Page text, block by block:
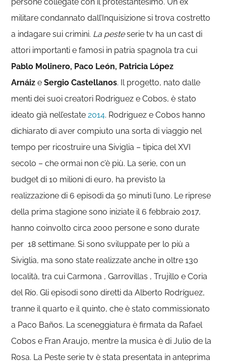
militare condannato dall’Inquisizione si trova costretto
a indagare sui crimini. La pesteserie tv ha un cast di
attori importanti e famosi in patria spagnola tra cui
Pablo Molinero, Paco León, Patricia López
ArnáizeSergio Castellanos. Il progetto, nato dalle
menti dei suoi creatori Rodriguez e Cobos, è stato
ideato già nell’estate2014. Rodriguez e Cobos hanno
dichiarato di aver compiuto una sorta di viaggio nel
tempo per ricostruire una Siviglia – tipica del XVI
secolo – che ormai non c’è più. La serie, con un
budget di 10 milioni di euro, ha previsto la
realizzazione di 6 episodi da 50 minuti l’uno. Le riprese
della prima stagione sono iniziate il 6 febbraio 2017,
hanno coinvolto circa 2000 persone e sono durate
per 18 settimane. Si sono sviluppate per lo più a
Siviglia, ma sono state realizzate anche in oltre 130
località, tra cui Carmona , Garrovillas , Trujillo e Coria
del Río. Gli episodi sono diretti da Alberto Rodríguez,
tranne il quarto e il quinto, che è stato commissionato
a Paco Baños. La sceneggiatura è firmata da Rafael
Cobos e Fran Araujo, mentre la musica è di Julio de la
Rosa. La Peste serie tv è stata presentata in anteprima